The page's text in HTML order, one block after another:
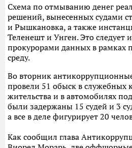
Схема по отмыванию денег
решений, вынесенных судами
и Рышкановка, а также
Теленешт и Унген. Это следует
прокурорами данных в рамках
среду.
Во вторник
провели 51 обыск в служебных
жительства и в автомобилях
были задержаны 15 судей и 3
а все в деле фигурирует 20
Как сообщил глава